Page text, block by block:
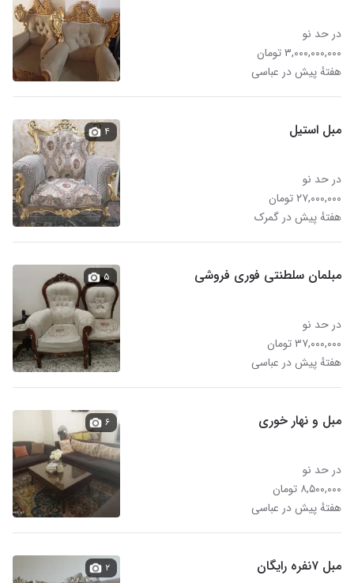
در حد نو
۳,۰۰۰,۰۰۰,۰۰۰ تومان
هفتهٔ پیش در عباسی
مبل استیل
در حد نو
۲۷,۰۰۰,۰۰۰ تومان
هفتهٔ پیش در گمرک
۴
مبلمان سلطنتی فوری فروشی
در حد نو
۳۷,۰۰۰,۰۰۰ تومان
هفتهٔ پیش در عباسی
۵
مبل و نهار خوری
در حد نو
۸,۵۰۰,۰۰۰ تومان
هفتهٔ پیش در عباسی
۶
مبل ۷نفره رایگان ۲